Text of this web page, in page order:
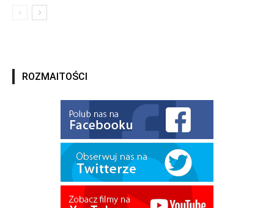
ROZMAITOŚCI